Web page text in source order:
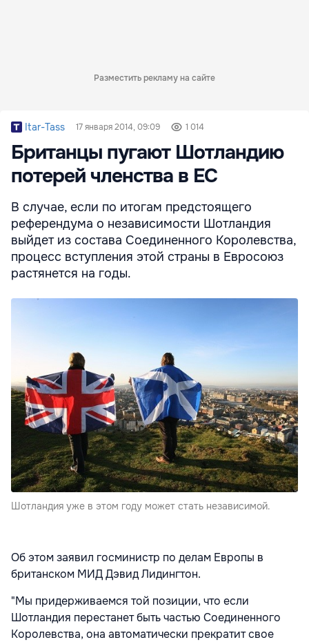
Разместить рекламу на сайте
Itar-Tass 17 января 2014, 09:09 1 014
Британцы пугают Шотландию
потерей членства в ЕС
В случае, если по итогам предстоящего
референдума о независимости Шотландия
выйдет из состава Соединенного Королевства,
процесс вступления этой страны в Евросоюз
растянется на годы.
Шотландия уже в этом году может стать независимой.
Об этом заявил госминистр по делам Европы в
британском МИД Дэвид Лидингтон.
"Мы придерживаемся той позиции, что если
Шотландия перестанет быть частью Соединенного
Королевства, она автоматически прекратит свое